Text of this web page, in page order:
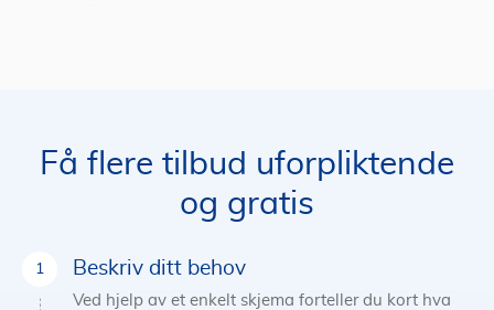
Få flere tilbud uforpliktende
og gratis
Beskriv ditt behov
Ved hjelp av et enkelt skjema forteller du kort hva